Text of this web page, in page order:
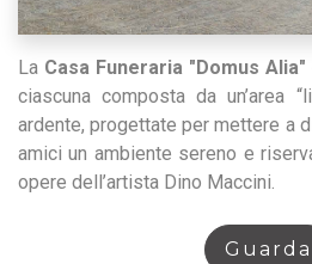
La Casa Funeraria "Domus Alia"
ciascuna composta da un’area
ardente, progettate per mettere a
amici un ambiente sereno e
opere dell’artista Dino Maccini.
Guarda